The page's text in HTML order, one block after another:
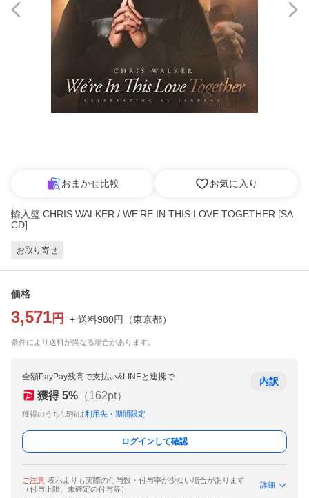
おまかせ比較 お気に入り
輸入盤 CHRIS WALKER / WE’RE IN THIS LOVE TOGETHER [SA
CD]
お取り寄せ
価格
3,571 円 + 送料980円 （東京都）
条件により送料が異なる場合があります。
全額PayPay残高で支払い&LINEと連携で
獲得 5% （162pt）
獲得のうち4.5%は利用先・期間限定
内訳
ログインして確認
ご注意 表示よりも実際の付与数・付与率が少ない場合があります
（付与上限、未確定の付与等）
詳細